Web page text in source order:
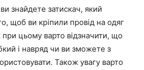
знайдете затискач, який
щоб ви кріпили провід на одяг
при цьому варто відзначити, що
і навряд чи ви зможете з
Також увагу варто